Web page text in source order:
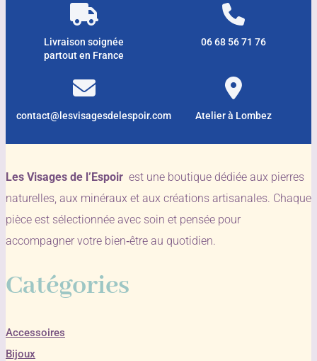
Livraison soignée
partout en France
06 68 56 71 76
contact@lesvisagesdelespoir.com Atelier à Lombez
Les Visages de l’Espoir est une boutique dédiée aux pierres
naturelles, aux minéraux et aux créations artisanales. Chaque
pièce est sélectionnée avec soin et pensée pour
accompagner votre bien‑être au quotidien.
Catégories
Accessoires
Bijoux